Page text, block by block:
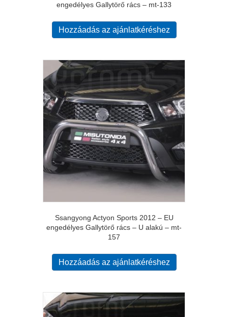
engedélyes Gallytörő rács – mt-133
Hozzáadás az ajánlatkéréshez
Ssangyong Actyon Sports 2012 – EU
engedélyes Gallytörő rács – U alakú – mt-
157
Hozzáadás az ajánlatkéréshez